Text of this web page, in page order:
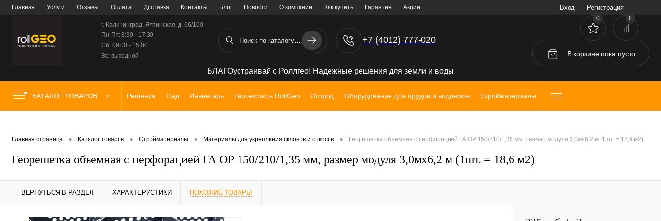
Главная Услуги Отзывы Оплата Доставка Контакты Блог Новости О компании Как купить Гарантия Акции Вход Регистрация
г. Калининград, Ялтинская, д. 66/100
Пн-Пт: 8:30 - 17:30
Сб: 09:00 - 15:00
Вс: выходной
+7 (4012) 777-020
0 0
В корзине пока пусто
БЛАГОустраивай с Роллгео! Надежные решения для земли и воды
КАТАЛОГ ТОВАРОВ Решения Сад Инвентарь Геотекстиль RollGeo Огород Оборудование для прудов и водоемов Стройматериалы
Главная страница • Каталог товаров • Стройматериалы • Материалы для укрепления склонов и откосов • Георешетка объемная с перфорацией ГА ОР 150/210/1,35 мм, размер модуля 3,0мх6,2 м (1шт. = 18,6 м2)
Георешетка объемная с перфорацией ГА ОР 150/210/1,35 мм, размер модуля 3,0мх6,2 м (1шт. = 18,6 м2)
ВЕРНУТЬСЯ В РАЗДЕЛ ХАРАКТЕРИСТИКИ ПОХОЖИЕ ТОВАРЫ